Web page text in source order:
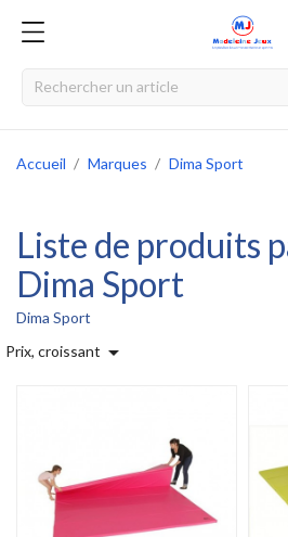
Accueil Marques Dima Sport
Liste de produits
Dima Sport
Dima Sport
Prix, croissant 